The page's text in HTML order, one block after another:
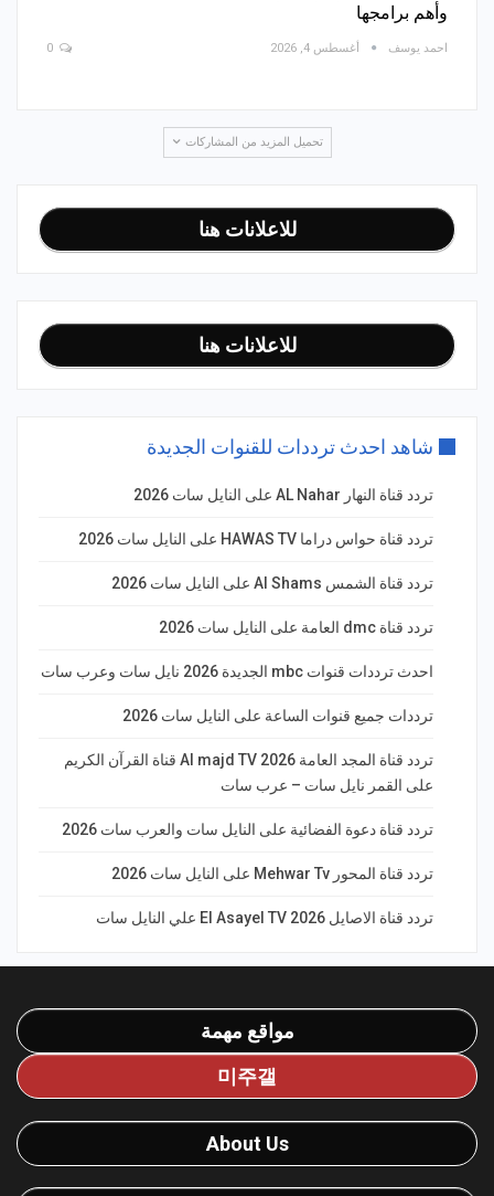
وأهم برامجها
احمد يوسف أغسطس 4, 2026
تحميل المزيد من المشاركات
للاعلانات هنا
للاعلانات هنا
شاهد احدث ترددات للقنوات الجديدة
تردد قناة النهار AL Nahar على النايل سات 2026
تردد قناة حواس دراما HAWAS TV على النايل سات 2026
تردد قناة الشمس Al Shams على النايل سات 2026
تردد قناة dmc العامة على النايل سات 2026
احدث ترددات قنوات mbc الجديدة 2026 نايل سات وعرب سات
ترددات جميع قنوات الساعة على النايل سات 2026
تردد قناة المجد العامة Al majd TV 2026 قناة القرآن الكريم
على القمر نايل سات – عرب سات
تردد قناة دعوة الفضائية على النايل سات والعرب سات 2026
تردد قناة المحور Mehwar Tv على النايل سات 2026
تردد قناة الاصايل El Asayel TV 2026 علي النايل سات
مواقع مهمة
미주갤
About Us